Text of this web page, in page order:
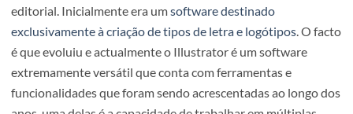
Em 1985, quando o Adobe Illustrator foi lançado, não
como objectivo criação de publicidade, nem tão pouco
editorial. Inicialmente era umsoftware destinado
exclusivamente à criação de tipos de letra e logótipos
é que evoluiu e actualmente o Illustrator é um software